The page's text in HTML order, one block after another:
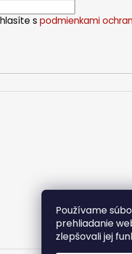
Používame
prehliadanie
zlepšovali jej
s podmienkami